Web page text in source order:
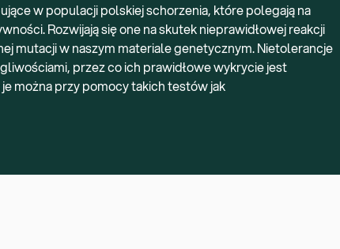
w populacji polskiej schorzenia, które polegają na
Rozwijają się one na skutek nieprawidłowej reakcji
mutacji w naszym materiale genetycznym. Nietolerancje
przez co ich prawidłowe wykrycie jest
można przy pomocy takich testów jak